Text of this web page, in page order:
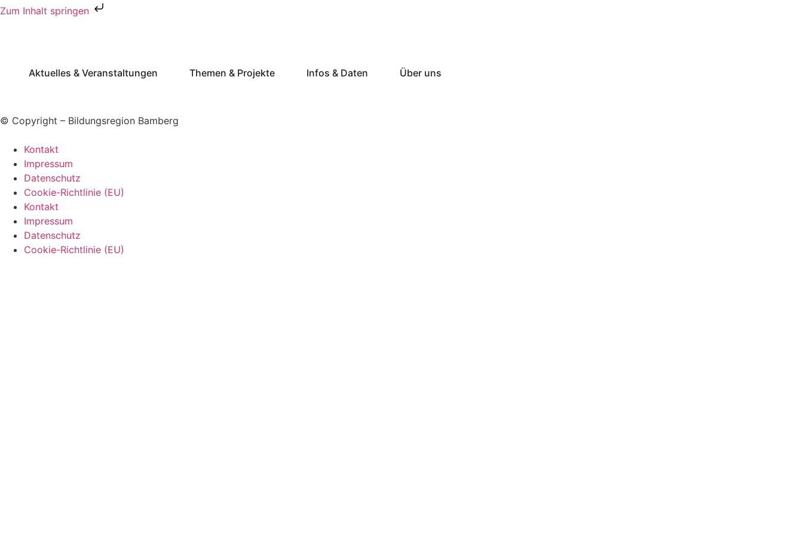
Zum Inhalt springen
Aktuelles & Veranstaltungen Themen & Projekte Infos & Daten Über uns
© Copyright – Bildungsregion Bamberg
Kontakt
Impressum
Datenschutz
Cookie-Richtlinie (EU)
Kontakt
Impressum
Datenschutz
Cookie-Richtlinie (EU)